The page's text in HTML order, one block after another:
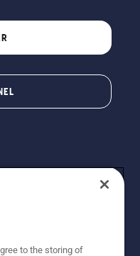
to the storing of